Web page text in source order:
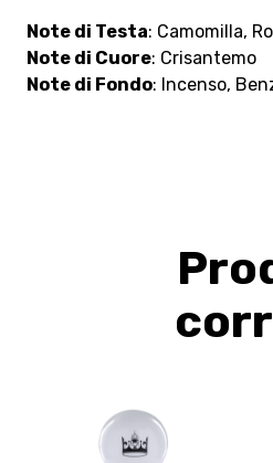
Note di Testa: Camomilla,
Note di Cuore: Crisantemo
Note di Fondo: Incenso,